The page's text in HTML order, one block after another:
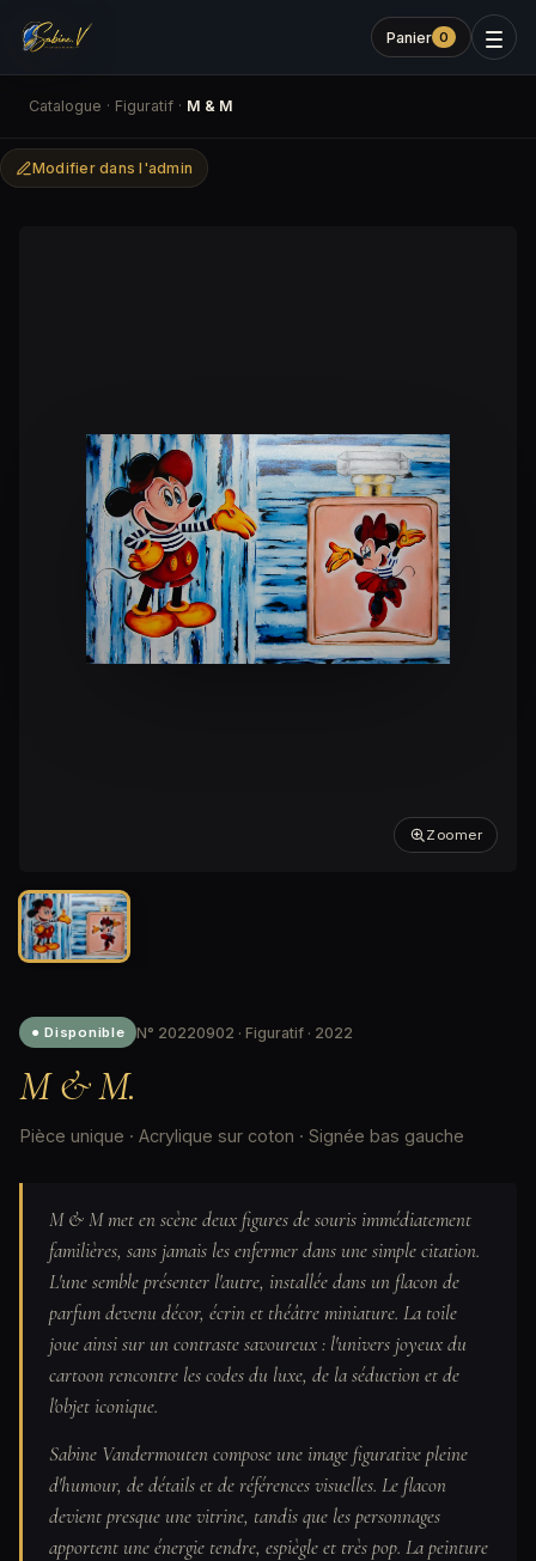
Panier 0
Catalogue · Figuratif · M & M
Modifier dans l'admin
Zoomer
● Disponible N° 20220902 · Figuratif · 2022
M & M.
Pièce unique · Acrylique sur coton · Signée bas gauche
M & M met en scène deux figures de souris immédiatement
familières, sans jamais les enfermer dans une simple citation.
L'une semble présenter l'autre, installée dans un flacon de
parfum devenu décor, écrin et théâtre miniature. La toile
joue ainsi sur un contraste savoureux : l'univers joyeux du
cartoon rencontre les codes du luxe, de la séduction et de
l'objet iconique.
Sabine Vandermouten compose une image figurative pleine
d'humour, de détails et de références visuelles. Le flacon
devient presque une vitrine, tandis que les personnages
apportent une énergie tendre, espiègle et très pop. La peinture